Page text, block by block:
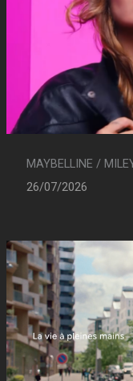
MAYBELLINE /
26/07/2026